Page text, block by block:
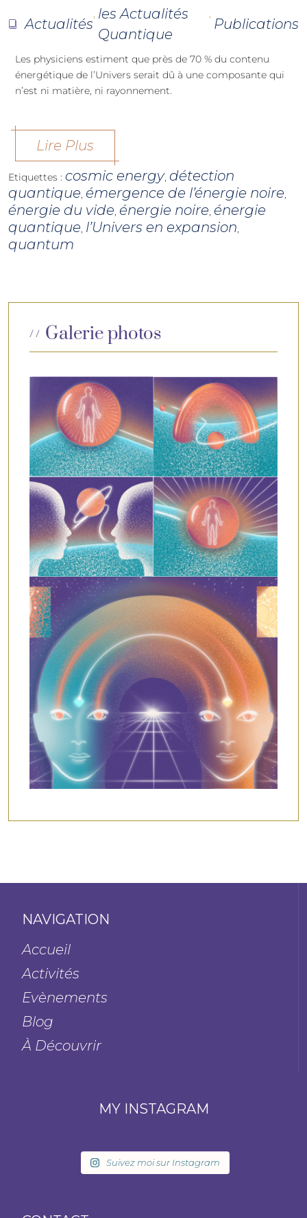
Actualités
, les Actualités
Quantique
,
Publications
Les physiciens estiment que près de 70 % du contenu
énergétique de l’Univers serait dû à une composante qui
n’est ni matière, ni rayonnement.
Lire Plus
Etiquettes : cosmic energy, détection
quantique, émergence de l’énergie noire,
énergie du vide, énergie noire, énergie
quantique, l’Univers en expansion,
quantum
Galerie photos
NAVIGATION
Accueil
Activités
Evènements
Blog
À Découvrir
MY INSTAGRAM
Suivez moi sur Instagram